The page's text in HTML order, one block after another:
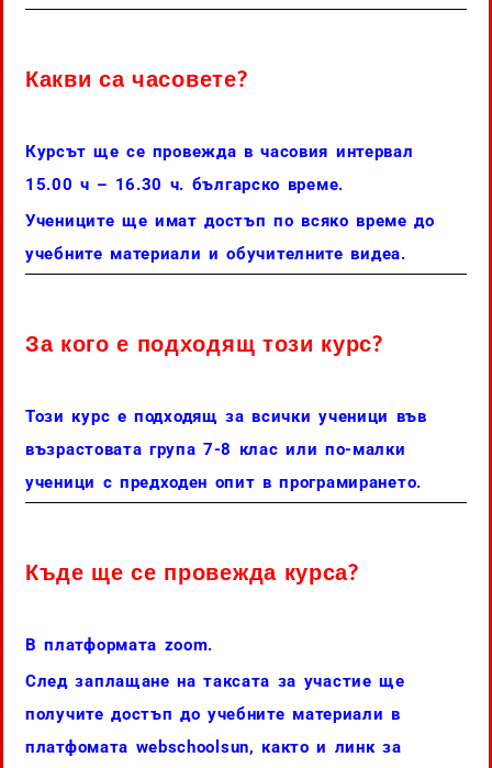
Какви са часовете?
Курсът ще се провежда в часовия интервал
15.00 ч – 16.30 ч. българско време.
Учениците ще имат достъп по всяко време до
учебните материали и обучителните видеа.
За кого е подходящ този курс?
Този курс е подходящ за всички ученици във
възрастовата група 7-8 клас или по-малки
ученици с предходен опит в програмирането.
Къде ще се провежда курса?
В платформата zoom.
След заплащане на таксата за участие ще
получите достъп до учебните материали в
платфомата webschoolsun, както и линк за